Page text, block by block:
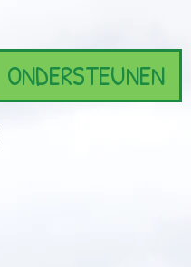
ONDERSTEUNEN